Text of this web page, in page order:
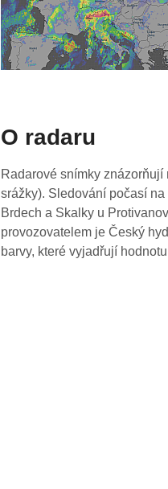
O radaru
Radarové snímky znázorňují
srážky). Sledování počasí
Brdech a Skalky u
provozovatelem je Český
barvy, které vyjadřují